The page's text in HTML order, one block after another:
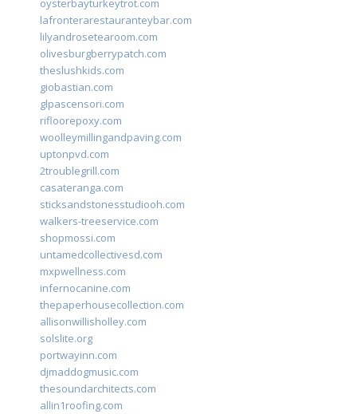
oysterbayturkeytrot.com
lafronterarestauranteybar.com
lilyandrosetearoom.com
olivesburgberrypatch.com
theslushkids.com
giobastian.com
glpascensori.com
rifloorepoxy.com
woolleymillingandpaving.com
uptonpvd.com
2troublegrill.com
casateranga.com
sticksandstonesstudiooh.com
walkers-treeservice.com
shopmossi.com
untamedcollectivesd.com
mxpwellness.com
infernocanine.com
thepaperhousecollection.com
allisonwillisholley.com
solslite.org
portwayinn.com
djmaddogmusic.com
thesoundarchitects.com
allin1roofing.com